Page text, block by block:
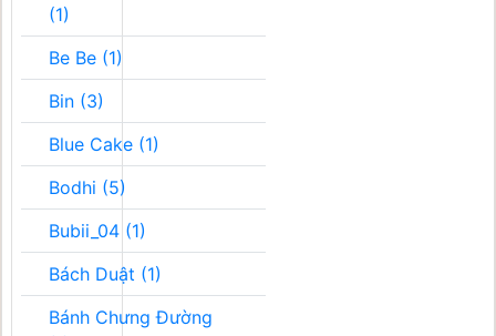
(1)
Be Be (1)
Bin (3)
Blue Cake (1)
Bodhi (5)
Bubii_04 (1)
Bách Duật (1)
Bánh Chưng Đường